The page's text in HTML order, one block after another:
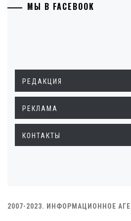
МЫ В FACEBOOK
РЕДАКЦИЯ
РЕКЛАМА
КОНТАКТЫ
2007-2023. ИНФОРМАЦИОННОЕ